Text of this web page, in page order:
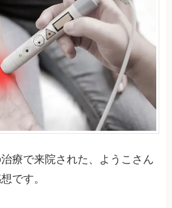
療で来院された、ようこさん
です。